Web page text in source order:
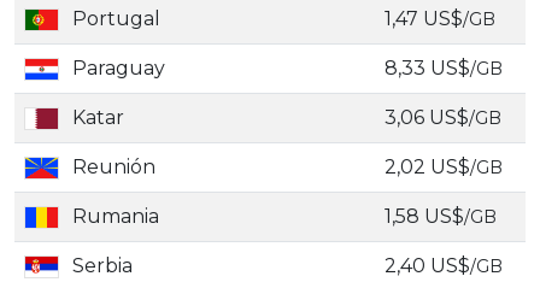
Portugal 1,47 US$/GB
Paraguay 8,33 US$/GB
Katar 3,06 US$/GB
Reunión 2,02 US$/GB
Rumania 1,58 US$/GB
Serbia 2,40 US$/GB